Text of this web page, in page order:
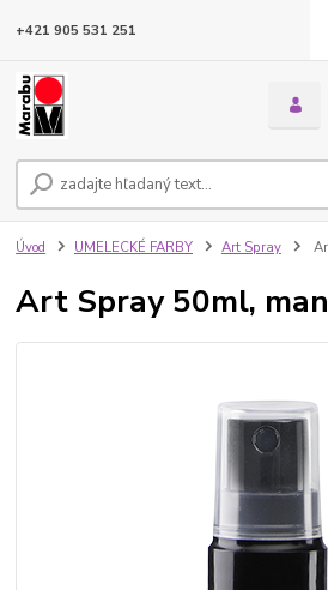
+421 905 531 251
Úvod UMELECKÉ FARBY Art Spray
Art Spray 50ml,